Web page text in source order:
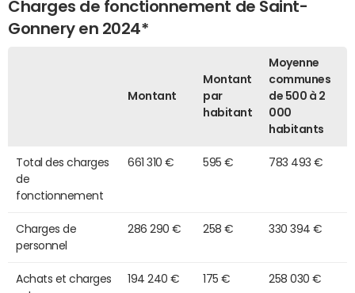
Charges de fonctionnement de Saint-
Gonnery en 2024*
Montant
Montant
par
habitant
Moyenne
communes
de 500 à 2
000
habitants
Total des charges
de
fonctionnement
661 310 € 595 € 783 493 €
Charges de
personnel
286 290 € 258 € 330 394 €
Achats et charges
194 240 € 175 € 258 030 €